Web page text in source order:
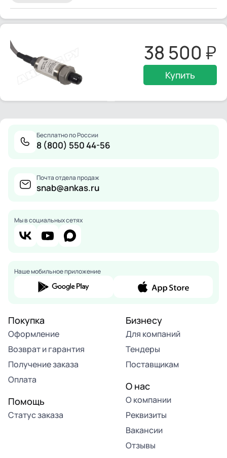
38 500
Купить
Бесплатно по России
8 (800) 550 44-56
Почта отдела продаж
snab@ankas.ru
Мы в социальных сетях
Наше мобильное приложение
Покупка
Оформление
Возврат и гарантия
Получение заказа
Оплата
Помощь
Статус заказа
Бизнесу
Для компаний
Тендеры
Поставщикам
О нас
О компании
Реквизиты
Вакансии
Отзывы